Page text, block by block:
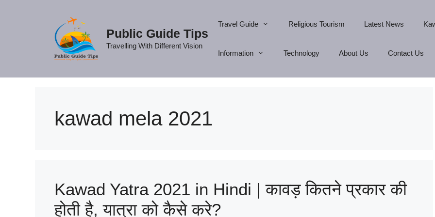
Public Guide Tips
Travelling With Different Vision
Travel Guide Religious Tourism Latest News
Information Technology About Us Contact Us
kawad mela 2021
Kawad Yatra 2021 in Hindi | कावड़ कितने प्रकार की
होती है, यात्रा को कैसे करे?